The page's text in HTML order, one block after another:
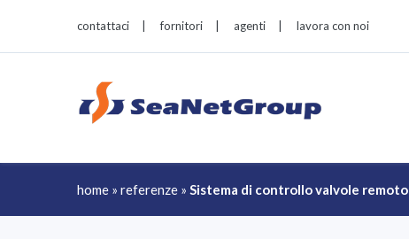
contattaci fornitori agenti lavora con noi
home » referenze » Sistema di controllo valvole remoto